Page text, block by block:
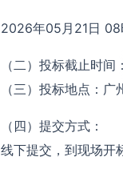
2026年05月21日 08
（二）投标截止时间：
（三）投标地点：
（四）提交方式：
线下提交，到现场开